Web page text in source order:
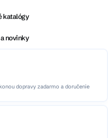
katalógy
novinky
dopravy zadarmo a doručenie